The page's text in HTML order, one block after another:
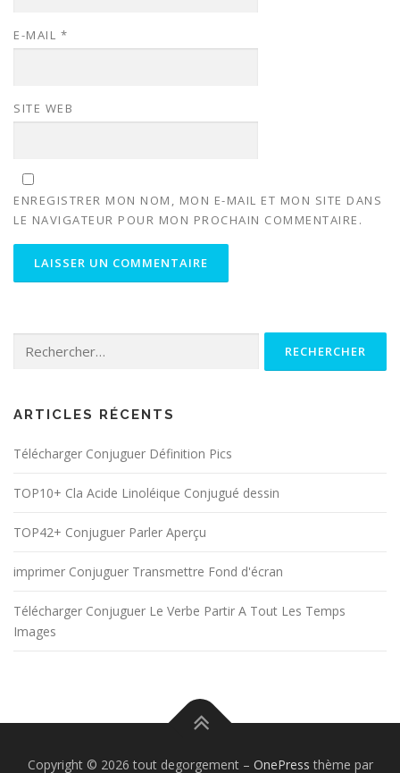
E-MAIL *
SITE WEB
ENREGISTRER MON NOM, MON E-MAIL ET MON SITE DANS
LE NAVIGATEUR POUR MON PROCHAIN COMMENTAIRE.
ARTICLES RÉCENTS
Télécharger Conjuguer Définition Pics
TOP10+ Cla Acide Linoléique Conjugué dessin
TOP42+ Conjuguer Parler Aperçu
imprimer Conjuguer Transmettre Fond d'écran
Télécharger Conjuguer Le Verbe Partir A Tout Les Temps
Images
Copyright © 2026 tout degorgement – OnePress thème par